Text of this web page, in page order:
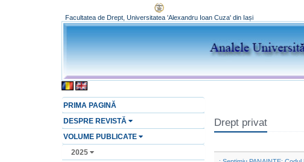
Facultatea de Drept, Universitatea 'Alexandru Ioan Cuza' din Iași
PRIMA PAGINĂ
DESPRE REVISTĂ
VOLUME PUBLICATE
2025
Drept privat